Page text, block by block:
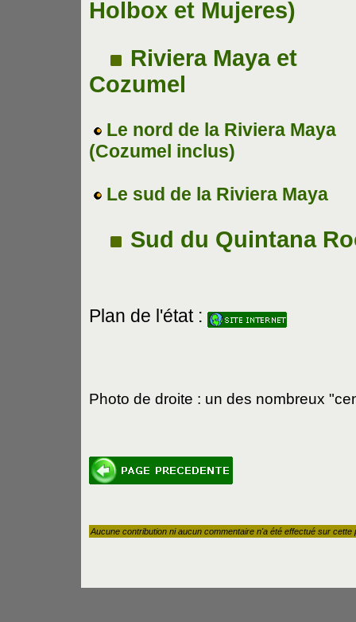
Holbox et Mujeres)
Riviera Maya et
Cozumel
Le nord de la Riviera Maya
(Cozumel inclus)
Le sud de la Riviera Maya
Sud du Quintana
Plan de l'état :
Photo de droite : un des nombreux
Aucune contribution ni aucun commentaire n'a été effectué sur cette